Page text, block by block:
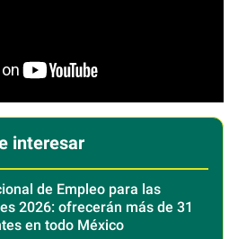
interesar
de Empleo para las
2026: ofrecerán más de 31
en todo México